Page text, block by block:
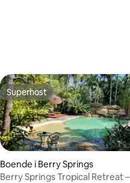
Superhost
Superhost
Boende i Berry Springs
Berry Springs Tropical Retreat –